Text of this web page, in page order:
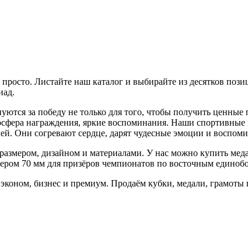
Листайте наш каталог и выбирайте из десятков
за победу не только для того, чтобы получить
награждения, яркие воспоминания. Наши
Они согревают сердце, дарят чудесные эмоции и
дизайном и материалами. У нас можно купить
70 мм для призёров чемпионатов по восточным
бизнес и премиум. Продаём кубки, медали,